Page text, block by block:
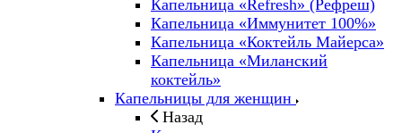
Капельница «Refresh» (Рефреш)
Капельница «Иммунитет 100%»
Капельница «Коктейль Майерса»
Капельница «Миланский
коктейль»
Капельницы для женщин
Назад